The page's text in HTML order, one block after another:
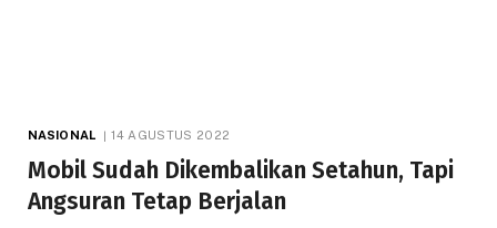
NASIONAL 14 AGUSTUS 2022
Mobil Sudah Dikembalikan Setahun, Tapi
Angsuran Tetap Berjalan